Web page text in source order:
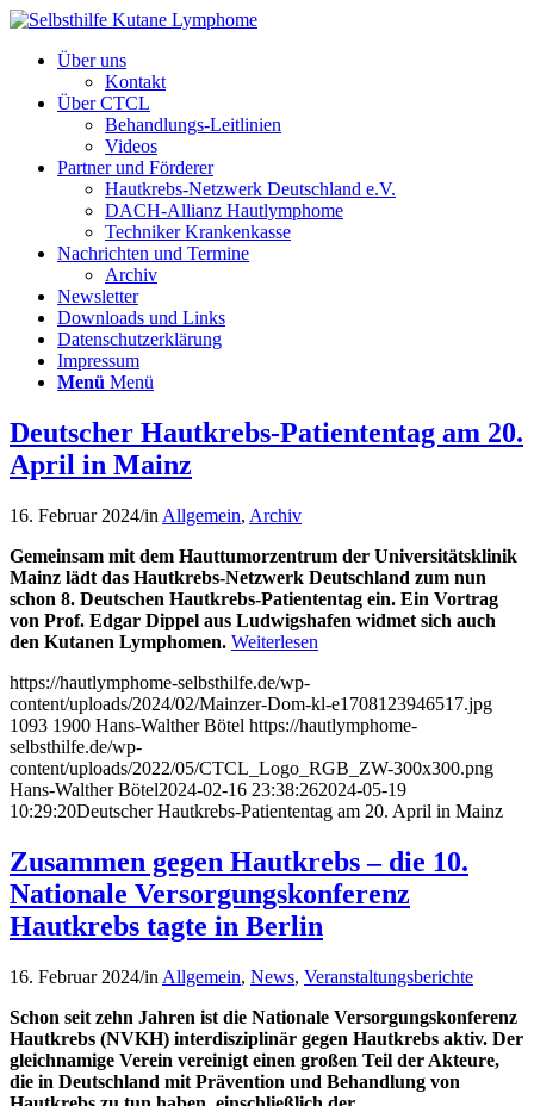
Über uns
Kontakt
Über CTCL
Behandlungs-Leitlinien
Videos
Partner und Förderer
Hautkrebs-Netzwerk Deutschland e.V.
DACH-Allianz Hautlymphome
Techniker Krankenkasse
Nachrichten und Termine
Archiv
Newsletter
Downloads und Links
Datenschutzerklärung
Impressum
Menü Menü
Deutscher Hautkrebs-Patiententag am 20.
April in Mainz
16. Februar 2024/in Allgemein, Archiv
Gemeinsam mit dem Hauttumorzentrum der Universitätsklinik
Mainz lädt das Hautkrebs-Netzwerk Deutschland zum nun
schon 8. Deutschen Hautkrebs-Patiententag ein. Ein Vortrag
von Prof. Edgar Dippel aus Ludwigshafen widmet sich auch
den Kutanen Lymphomen. Weiterlesen
https://hautlymphome-selbsthilfe.de/wp-
content/uploads/2024/02/Mainzer-Dom-kl-e1708123946517.jpg
1093 1900 Hans-Walther Bötel https://hautlymphome-
selbsthilfe.de/wp-
content/uploads/2022/05/CTCL_Logo_RGB_ZW-300x300.png
Hans-Walther Bötel2024-02-16 23:38:262024-05-19
10:29:20Deutscher Hautkrebs-Patiententag am 20. April in Mainz
Zusammen gegen Hautkrebs – die 10.
Nationale Versorgungskonferenz
Hautkrebs tagte in Berlin
16. Februar 2024/in Allgemein, News, Veranstaltungsberichte
Schon seit zehn Jahren ist die Nationale Versorgungskonferenz
Hautkrebs (NVKH) interdisziplinär gegen Hautkrebs aktiv. Der
gleichnamige Verein vereinigt einen großen Teil der Akteure,
die in Deutschland mit Prävention und Behandlung von